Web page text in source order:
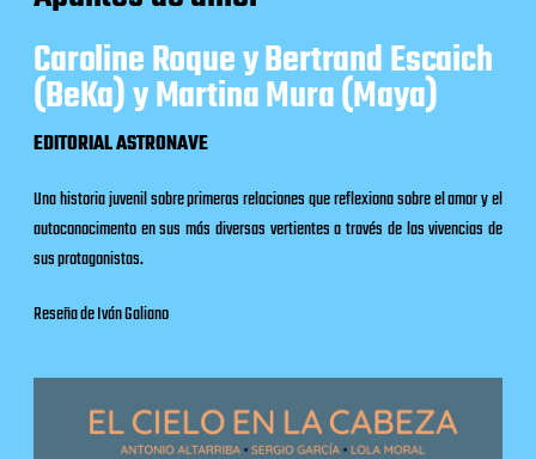
Caroline Roque y Bertrand Escaich
(BeKa) y Martina Mura (Maya)
EDITORIAL ASTRONAVE
Una historia juvenil sobre primeras relaciones que reflexiona sobre el amor y el
autoconocimento en sus más diversas vertientes a través de las vivencias de
sus protagonistas.
Reseña de Iván Galiano